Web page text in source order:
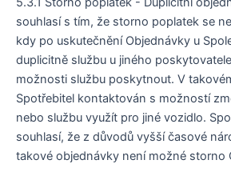
souhlasí s tím, že storno poplatek se
kdy po uskutečnění Objednávky u
duplicitně službu u jiného
možnosti službu poskytnout. V
Spotřebitel kontaktován s možností
nebo službu využít pro jiné vozidlo.
souhlasí, že z důvodů vyšší časové
takové objednávky není možné storno